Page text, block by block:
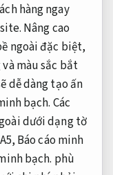
hàng ngay
Nâng cao
ngoài đặc biệt,
màu sắc bắt
dễ dàng tạo ấn
bạch. Các
dưới dạng tờ
A5, Báo cáo minh
bạch. phù